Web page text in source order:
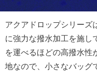
アクアドロップシリーズ
に強力な撥水加工を施し
を運べるほどの高撥水性
地なので、小さなバッグ